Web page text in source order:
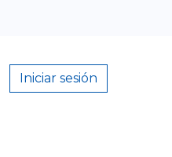
Iniciar sesión